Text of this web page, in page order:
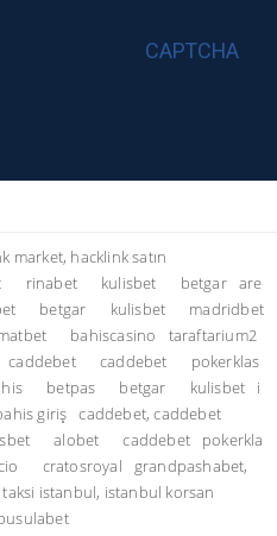
CAPTCHA
market, hacklink satın
rinabet kulisbet betgar
are
betgar kulisbet
madridbet
bahiscasino
taraftarium2
caddebet caddebet
pokerklas
betpas betgar kulisbet
i
giriş
caddebet, caddebet
alobet caddebet
pokerkla
cratosroyal
grandpashabet,
istanbul, istanbul korsan